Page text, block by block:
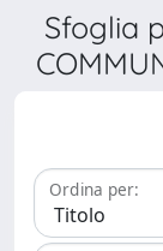
Sfoglia
Ordina per: